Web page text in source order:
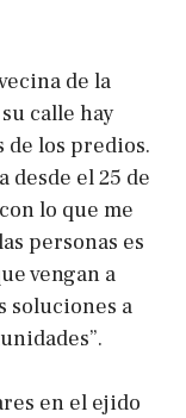
de la
calle hay
los predios.
desde el 25 de
lo que me
personas es
vengan a
soluciones a
en el ejido